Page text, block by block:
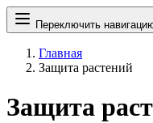
Переключить
Главная
Защита растений
Защита